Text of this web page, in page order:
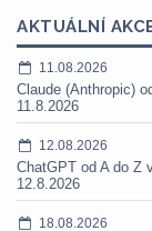
AKTUÁLNÍ
11.08.2026
Claude (Anthropic)
11.8.2026
12.08.2026
ChatGPT od A do Z
12.8.2026
18.08.2026